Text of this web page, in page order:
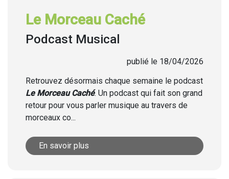
Le Morceau Caché
Podcast Musical
publié le 18/04/2026
Retrouvez désormais chaque semaine le podcast
Le Morceau Caché. Un podcast qui fait son grand
retour pour vous parler musique au travers de
morceaux co...
En savoir plus